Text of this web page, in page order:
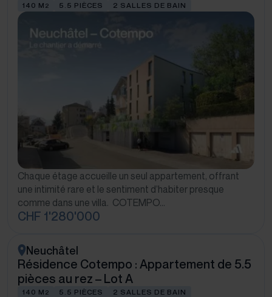
140 M 2 5.5 PIÈCES 2 SALLES DE BAIN
Chaque étage accueille un seul appartement, offrant
une intimité rare et le sentiment d’habiter presque
comme dans une villa. COTEMPO…
CHF 1'280'000
Neuchâtel
Résidence Cotempo : Appartement de 5.5
pièces au rez – Lot A
140 M 2 5.5 PIÈCES 2 SALLES DE BAIN